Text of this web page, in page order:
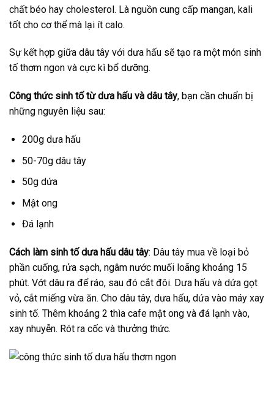
chất béo hay cholesterol. Là nguồn cung cấp mangan, kali
tốt cho cơ thể mà lại ít calo.
Sự kết hợp giữa dâu tây với dưa hấu sẽ tạo ra một món sinh
tố thơm ngon và cực kì bổ dưỡng.
Công thức sinh tố từ dưa hấu và dâu tây, bạn cần chuẩn bị
những nguyên liệu sau:
200g dưa hấu
50-70g dâu tây
50g dứa
Mật ong
Đá lạnh
Cách làm sinh tố dưa hấu dâu tây: Dâu tây mua về loại bỏ
phần cuống, rửa sạch, ngâm nước muối loãng khoảng 15
phút. Vớt dâu ra để ráo, sau đó cắt đôi. Dưa hấu và dứa gọt
vỏ, cắt miếng vừa ăn. Cho dâu tây, dưa hấu, dứa vào máy xay
sinh tố. Thêm khoảng 2 thìa cafe mật ong và đá lạnh vào,
xay nhuyễn. Rót ra cốc và thưởng thức.